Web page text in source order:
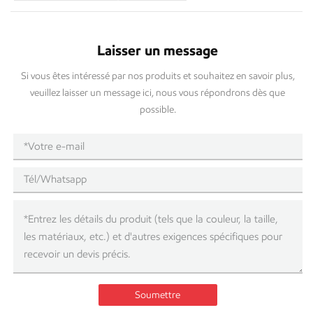
Laisser un message
Si vous êtes intéressé par nos produits et souhaitez en savoir plus,
veuillez laisser un message ici, nous vous répondrons dès que
possible.
Soumettre